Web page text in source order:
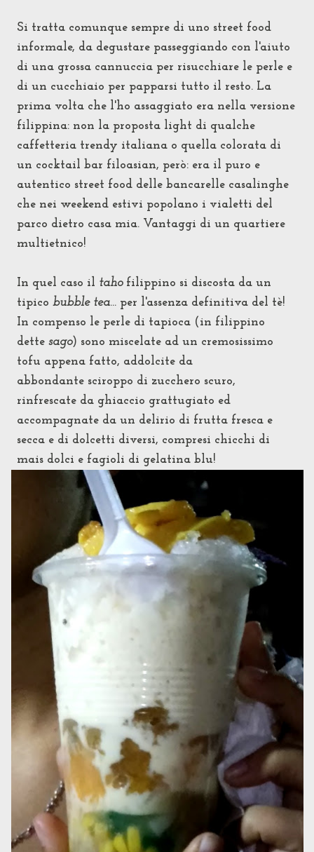
Si tratta comunque sempre di uno street food
informale, da degustare passeggiando con l'aiuto
di una grossa cannuccia per risucchiare le perle e
di un cucchiaio per papparsi tutto il resto. La
prima volta che l'ho assaggiato era nella versione
filippina: non la proposta light di qualche
caffetteria trendy italiana o quella colorata di
un cocktail bar filoasian, però: era il puro e
autentico street food delle bancarelle casalinghe
che nei weekend estivi popolano i vialetti del
parco dietro casa mia. Vantaggi di un quartiere
multietnico!
In quel caso il tahofilippino si discosta da un
tipico bubble tea... per l'assenza definitiva del tè!
In compenso le perle di tapioca (in filippino
dette sago) sono miscelate ad un cremosissimo
tofu appena fatto, addolcite da
abbondante sciroppo di zucchero scuro,
rinfrescate da ghiaccio grattugiato ed
accompagnate da un delirio di frutta fresca e
secca e di dolcetti diversi, compresi chicchi di
mais dolci e fagioli di gelatina blu!